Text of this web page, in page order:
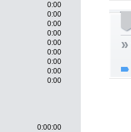
0:00
0:00
0:00
0:00
0:00
0:00
0:00
0:00
0:00
0:00:00